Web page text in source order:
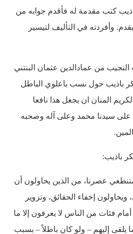
كتب مقدمة له فأقدم جوابه من
وأفردته في التأليف لتيسير
من عمادالدين عثمان البنتني
باذيب حول نسب باعلوي الباطل
المنان ان يجعل هذا نافعا
على سيدنا محمد وعلى آله وصحبه
باذيب:
عصرنا، من الذين يحاولون أن
إخفاء الحقائق، وتزوير
أمام فئات من الناس لا يعرفون إلا ما
يلقى إليهم – ولو كان باطلاً – بسبب